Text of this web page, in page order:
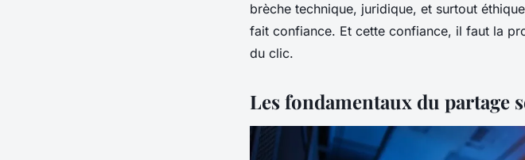
brèche technique, juridique, et surtout
fait confiance. Et cette confiance, il faut la
du clic.
Les fondamentaux du partage